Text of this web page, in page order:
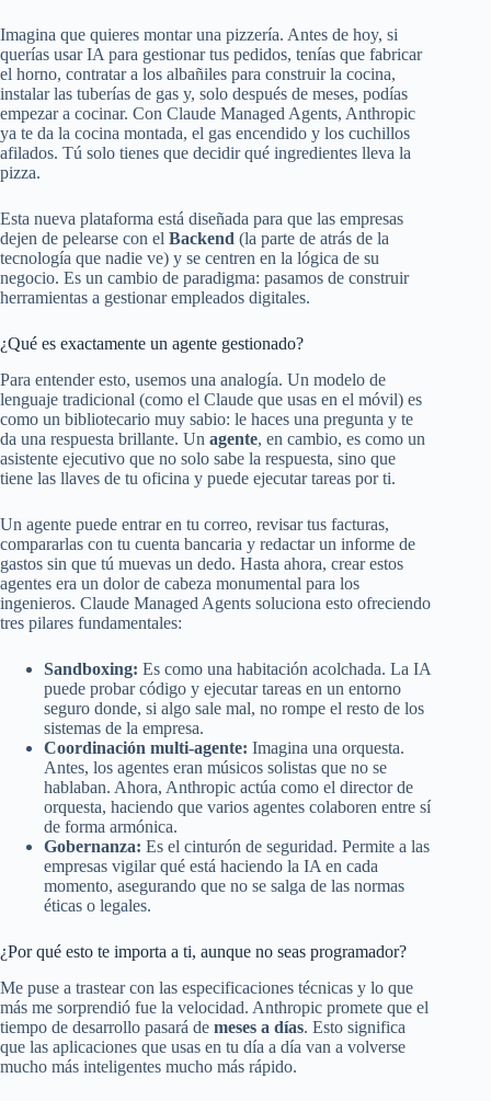
Imagina que quieres montar una pizzería. Antes de hoy, si
querías usar IA para gestionar tus pedidos, tenías que fabricar
el horno, contratar a los albañiles para construir la cocina,
instalar las tuberías de gas y, solo después de meses, podías
empezar a cocinar. Con Claude Managed Agents, Anthropic
ya te da la cocina montada, el gas encendido y los cuchillos
afilados. Tú solo tienes que decidir qué ingredientes lleva la
pizza.
Esta nueva plataforma está diseñada para que las empresas
dejen de pelearse con el Backend (la parte de atrás de la
tecnología que nadie ve) y se centren en la lógica de su
negocio. Es un cambio de paradigma: pasamos de construir
herramientas a gestionar empleados digitales.
¿Qué es exactamente un agente gestionado?
Para entender esto, usemos una analogía. Un modelo de
lenguaje tradicional (como el Claude que usas en el móvil) es
como un bibliotecario muy sabio: le haces una pregunta y te
da una respuesta brillante. Un agente, en cambio, es como un
asistente ejecutivo que no solo sabe la respuesta, sino que
tiene las llaves de tu oficina y puede ejecutar tareas por ti.
Un agente puede entrar en tu correo, revisar tus facturas,
compararlas con tu cuenta bancaria y redactar un informe de
gastos sin que tú muevas un dedo. Hasta ahora, crear estos
agentes era un dolor de cabeza monumental para los
ingenieros. Claude Managed Agents soluciona esto ofreciendo
tres pilares fundamentales:
Sandboxing: Es como una habitación acolchada. La IA
puede probar código y ejecutar tareas en un entorno
seguro donde, si algo sale mal, no rompe el resto de los
sistemas de la empresa.
Coordinación multi-agente: Imagina una orquesta.
Antes, los agentes eran músicos solistas que no se
hablaban. Ahora, Anthropic actúa como el director de
orquesta, haciendo que varios agentes colaboren entre sí
de forma armónica.
Gobernanza: Es el cinturón de seguridad. Permite a las
empresas vigilar qué está haciendo la IA en cada
momento, asegurando que no se salga de las normas
éticas o legales.
¿Por qué esto te importa a ti, aunque no seas programador?
Me puse a trastear con las especificaciones técnicas y lo que
más me sorprendió fue la velocidad. Anthropic promete que el
tiempo de desarrollo pasará de meses a días. Esto significa
que las aplicaciones que usas en tu día a día van a volverse
mucho más inteligentes mucho más rápido.